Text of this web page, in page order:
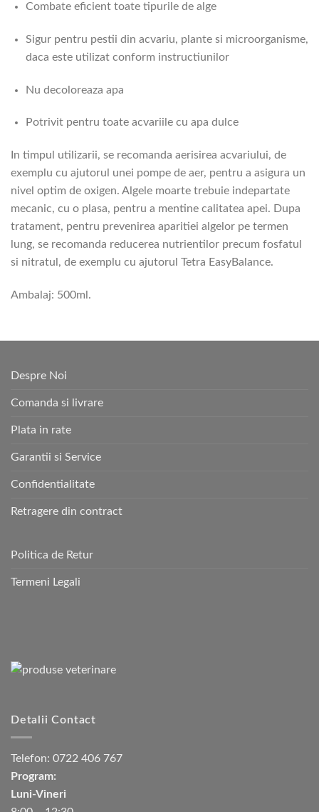
Combate eficient toate tipurile de alge
Sigur pentru pestii din acvariu, plante si microorganisme,
daca este utilizat conform instructiunilor
Nu decoloreaza apa
Potrivit pentru toate acvariile cu apa dulce
In timpul utilizarii, se recomanda aerisirea acvariului, de
exemplu cu ajutorul unei pompe de aer, pentru a asigura un
nivel optim de oxigen. Algele moarte trebuie indepartate
mecanic, cu o plasa, pentru a mentine calitatea apei. Dupa
tratament, pentru prevenirea aparitiei algelor pe termen
lung, se recomanda reducerea nutrientilor precum fosfatul
si nitratul, de exemplu cu ajutorul Tetra EasyBalance.
Ambalaj: 500ml.
Despre Noi
Comanda si livrare
Plata in rate
Garantii si Service
Confidentialitate
Retragere din contract
Politica de Retur
Termeni Legali
Detalii Contact
Telefon: 0722 406 767
Program:
Luni-Vineri